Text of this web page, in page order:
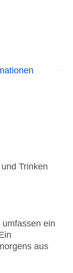
Mastercard,
ein
aus